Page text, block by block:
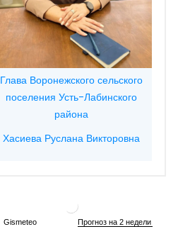
Глава Воронежского сельского
поселения Усть-Лабинского
района
Хасиева Руслана Викторовна